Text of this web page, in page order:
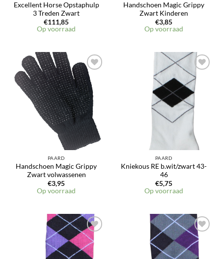
Excellent Horse Opstaphulp
3 Treden Zwart
€111,85
Op voorraad
Handschoen Magic Grippy
Zwart Kinderen
€3,85
Op voorraad
PAARD
Handschoen Magic Grippy
Zwart volwassenen
€3,95
Op voorraad
PAARD
Kniekous RE b.wit/zwart 43-
46
€5,75
Op voorraad